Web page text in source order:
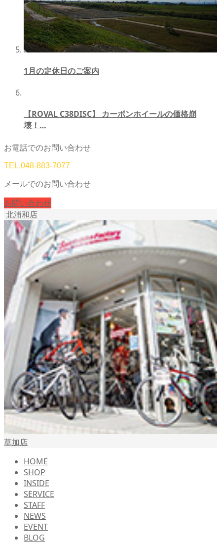
1月の定休日のご案内
【ROVAL C38DISC】 カーボンホイールの価格崩
壊！…
お電話でのお問い合わせ
TEL.048-883-7077
メールでのお問い合わせ
お問い合わせ
北浦和店
草加店
HOME
SHOP
INSIDE
SERVICE
STAFF
NEWS
EVENT
BLOG